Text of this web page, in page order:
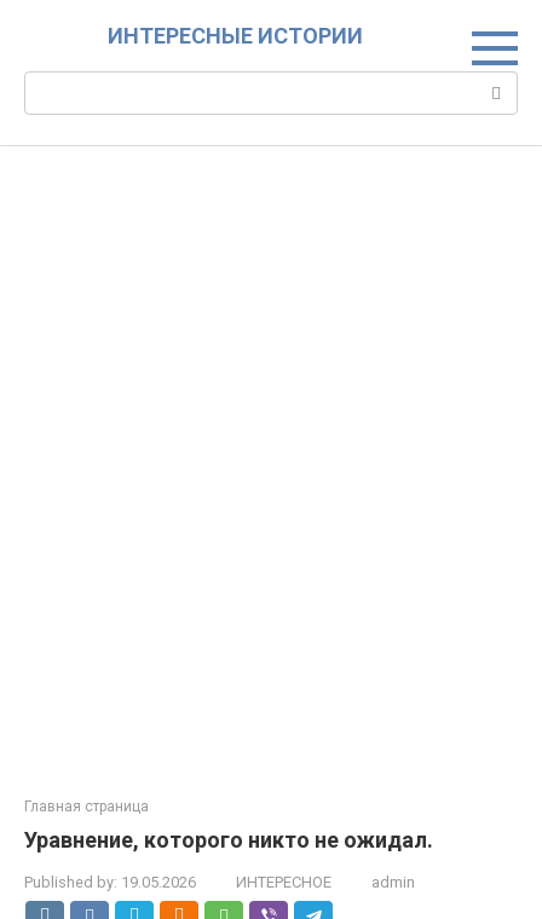
ИНТЕРЕСНЫЕ ИСТОРИИ
Главная страница
Уравнение, которого никто не ожидал.
Published by: 19.05.2026 ИНТЕРЕСНОЕ admin